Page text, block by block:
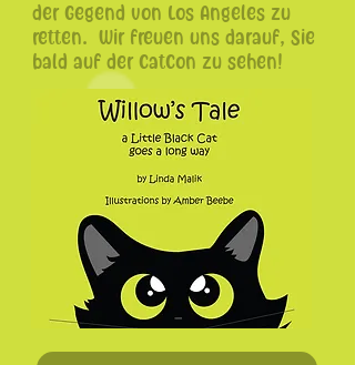
der Gegend von Los Angeles zu
retten. Wir freuen uns darauf, Sie
bald auf der CatCon zu sehen!